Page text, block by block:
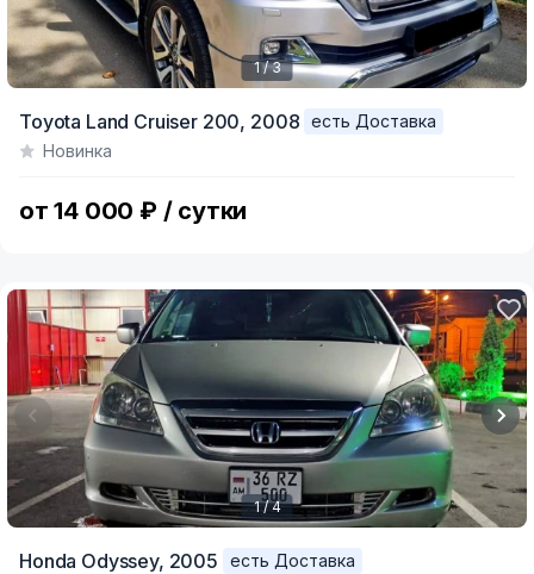
of
1 / 3
Toyota Land Cruiser 200, 2008
есть Доставка
Новинка
от 14 000 ₽ / сутки
1 / 4
Honda Odyssey, 2005
есть Доставка